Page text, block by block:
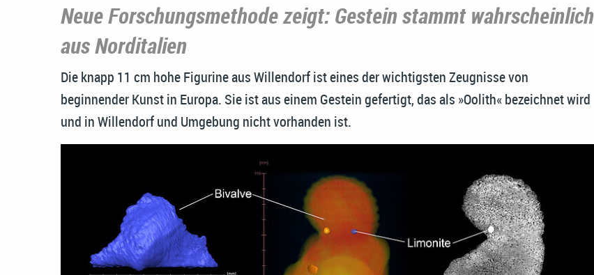
Neue Forschungsmethode zeigt: Gestein stammt wahrscheinlich
aus Norditalien
Die knapp 11 cm hohe Figurine aus Willendorf ist eines der wichtigsten Zeugnisse von
beginnender Kunst in Europa. Sie ist aus einem Gestein gefertigt, das als »Oolith« bezeichnet wird
und in Willendorf und Umgebung nicht vorhanden ist.